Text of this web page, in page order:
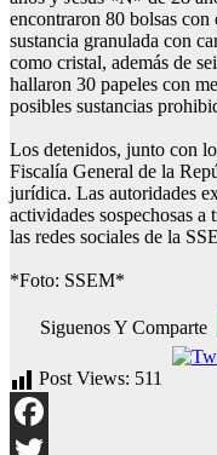
encontraron 80 bolsas
sustancia granulada con
como cristal, además de
hallaron 30 papeles con
posibles sustancias
Los detenidos, junto con
Fiscalía General de la
jurídica. Las autoridades
actividades sospechosas a
las redes sociales de la
*Foto: SSEM*
Siguenos Y Comparte
Post Views: 511
Facebook